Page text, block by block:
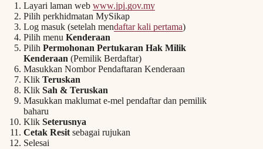
Layari laman web www.jpj.gov.my
Pilih perkhidmatan MySikap
Log masuk (setelah mendaftar kali pertama)
Pilih menu Kenderaan
Pilih Permohonan Pertukaran Hak Milik
Kenderaan (Pemilik Berdaftar)
Masukkan Nombor Pendaftaran Kenderaan
Klik Teruskan
Klik Sah & Teruskan
Masukkan maklumat e-mel pendaftar dan pemilik
baharu
Klik Seterusnya
Cetak Resit sebagai rujukan
Selesai